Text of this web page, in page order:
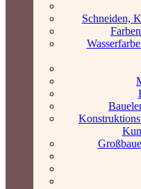
Schneiden,